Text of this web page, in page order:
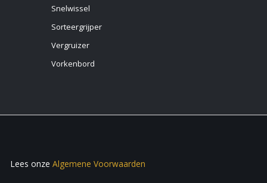
Snelwissel
Sorteergrijper
Vergruizer
Vorkenbord
Lees onze Algemene Voorwaarden